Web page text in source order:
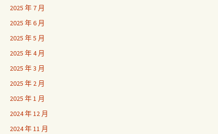
2025 年 7 月
2025 年 6 月
2025 年 5 月
2025 年 4 月
2025 年 3 月
2025 年 2 月
2025 年 1 月
2024 年 12 月
2024 年 11 月